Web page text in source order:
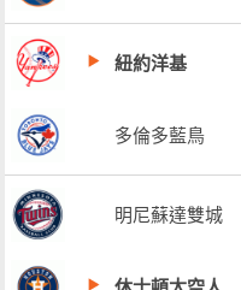
紐約洋基
多倫多藍鳥
明尼蘇達雙城